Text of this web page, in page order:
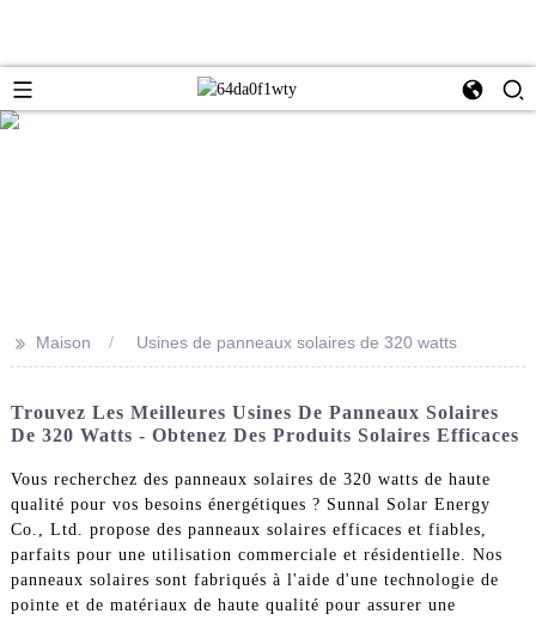
>> Maison Usines de panneaux solaires de 320 watts
Trouvez Les Meilleures Usines De Panneaux Solaires
De 320 Watts - Obtenez Des Produits Solaires Efficaces
Vous recherchez des panneaux solaires de 320 watts de haute
qualité pour vos besoins énergétiques ? Sunnal Solar Energy
Co., Ltd. propose des panneaux solaires efficaces et fiables,
parfaits pour une utilisation commerciale et résidentielle. Nos
panneaux solaires sont fabriqués à l'aide d'une technologie de
pointe et de matériaux de haute qualité pour assurer une